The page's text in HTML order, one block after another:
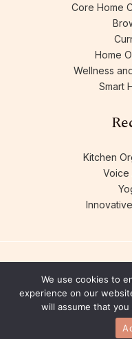
Core Home
Home
Wellness
Smart
Kitchen
Voice
Copyright
We use cookies to
experience on our
will assume that